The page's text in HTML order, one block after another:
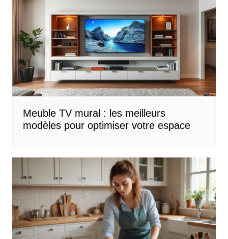
Meuble TV mural : les meilleurs
modèles pour optimiser votre espace